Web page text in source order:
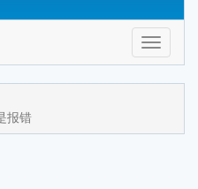
Toggle
报错